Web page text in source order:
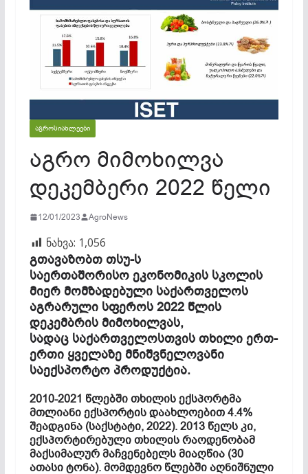
ᲐᲒᲠᲝᲡᲘᲐᲮᲚᲔᲔᲑᲘ
აგრო მიმოხილვა
დეკემბერი 2022 წელი
12/01/2023 AgroNews
ნახვა: 1,056
გთავაზობთ თსუ-ს
საერთაშორისო ეკონომიკის სკოლის
მიერ მომზადებული საქართველოს
აგრარული სფეროს 2022 წლის
დეკემბრის მიმოხილვას,
სადაც საქართველოსთვის თხილი ერთ-
ერთი ყველაზე მნიშვნელოვანი
საექსპორტო პროდუქტია.
2010-2021 წლებში თხილის ექსპორტმა
მთლიანი ექსპორტის დაახლოებით 4.4%
შეადგინა (საქსტატი, 2022). 2013 წელს კი,
ექსპორტირებული თხილის რაოდენობამ
მაქსიმალურ მაჩვენებელს მიაღწია (30
ათასი ტონა). მომდევნო წლებში აღნიშნული